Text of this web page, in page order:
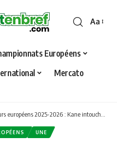
Font
Aa
Européens
Mercato
2025-2026 : Kane intouchable, Fernandes dans l’histoire, Onuachu dans le Top 10
UNE